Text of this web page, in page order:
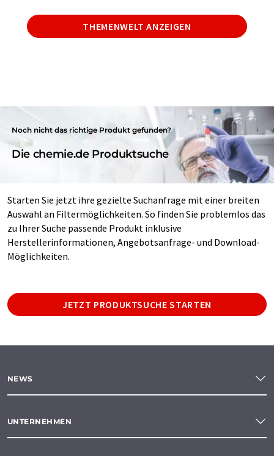
THEMENWELT ANZEIGEN
Noch nicht das richtige Produkt gefunden?
Die chemie.de Produktsuche
Starten Sie jetzt ihre gezielte Suchanfrage mit einer breiten
Auswahl an Filtermöglichkeiten. So finden Sie problemlos das
zu Ihrer Suche passende Produkt inklusive
Herstellerinformationen, Angebotsanfrage- und Download-
Möglichkeiten.
JETZT PRODUKTSUCHE STARTEN
NEWS
UNTERNEHMEN